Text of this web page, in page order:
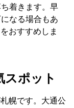
着きます。早
なる場合もあ
おすすめしま
スポット
幌です。大通公